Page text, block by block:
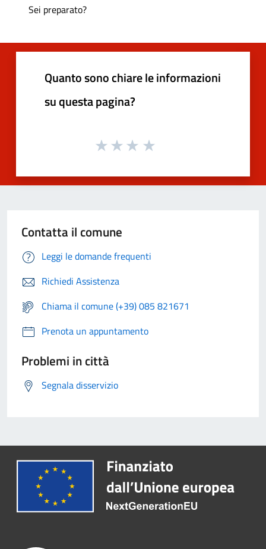
Sei preparato?
Quanto sono chiare le informazioni
su questa pagina?
Contatta il comune
Leggi le domande frequenti
Richiedi Assistenza
Chiama il comune (+39) 085 821671
Prenota un appuntamento
Problemi in città
Segnala disservizio